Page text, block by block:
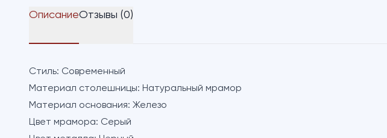
ОписаниеОтзывы (0)
Стиль: Современный
Материал столешницы: Натуральный мрамор
Материал основания: Железо
Цвет мрамора: Серый